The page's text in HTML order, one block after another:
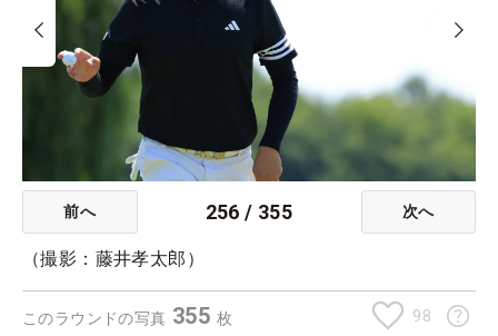
前へ 256 / 355 次へ
（撮影：藤井孝太郎）
このラウンドの写真 355 枚 98